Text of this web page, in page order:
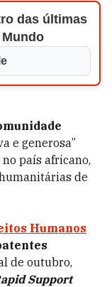
das últimas
e generosa”
país africano,
de
Humanos
de outubro,
Support